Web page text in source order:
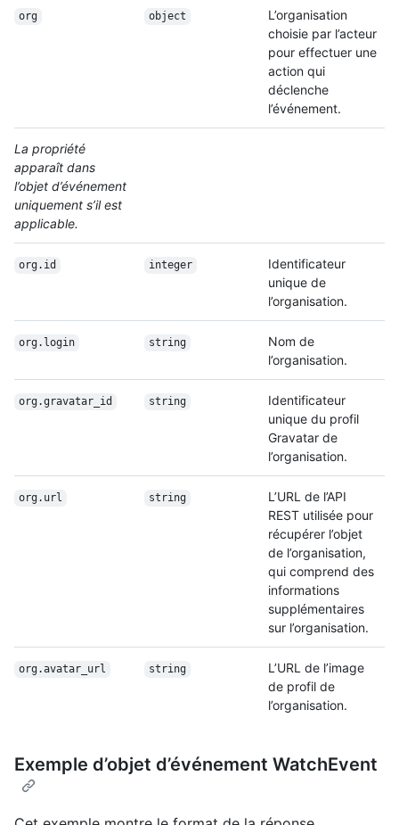
org object
L’organisation
choisie par l’acteur
pour effectuer une
action qui
déclenche
l’événement.
La propriété
apparaît dans
l’objet d’événement
uniquement s’il est
applicable.
org.id integer
Identificateur
unique de
l’organisation.
org.login string
Nom de
l’organisation.
org.gravatar_id string
Identificateur
unique du profil
Gravatar de
l’organisation.
org.url string
L’URL de l’API
REST utilisée pour
récupérer l’objet
de l’organisation,
qui comprend des
informations
supplémentaires
sur l’organisation.
org.avatar_url string
L’URL de l’image
de profil de
l’organisation.
Exemple d’objet d’événement WatchEvent